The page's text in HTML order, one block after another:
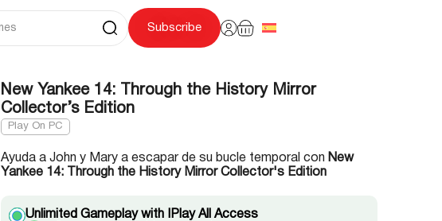
Subscribe
New Yankee 14: Through the History Mirror
Collector’s Edition
Play On PC
Unlimited Gameplay with IPlay All Access
Ayuda a John y Mary a escapar de su bucle temporal con New
Yankee 14: Through the History Mirror Collector's Edition